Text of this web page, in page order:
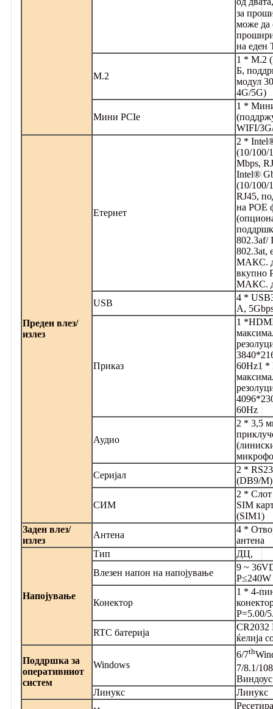
за
​​може да
на еден
М.2
1 * M.2
Б,
модул
4G/5G)
Мини PCIe
1 *
WIFI/
Преден влез/
излез
Етернет
2 *
(10/100/
Mbps,
Intel®
(10/100/
RJ45,
на POE
802.3af/
802.3at,
МАКС.
вкупно
МАКС.
USB
4 *
А,
Приказ
1
60Hz1 *
60Hz
Аудио
2 * 3,5
Серијал
2 *
(DB9/M)
СИМ
2 * Слот
SIM
(SIM1)
Заден влез/
излез
Антена
4 *
антена
Напојување
Тип
ДЦ,
Влезен напон на напојување
9 ~
P≤240W
Конектор
1 * 4-
P=5.00/
RTC батерија
ќелија
Поддршка за
оперативниот
систем
Windows
6/7th
7/8.1/10
Линукс
Линукс